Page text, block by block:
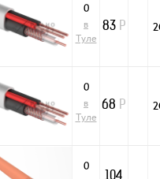
0
в
Туле
83 Р
0
в
Туле
68 Р
0